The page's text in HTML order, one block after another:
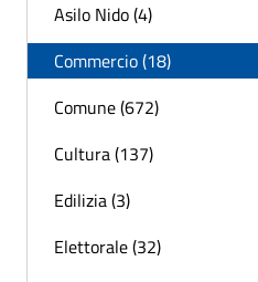
Asilo Nido (4)
Commercio (18)
Comune (672)
Cultura (137)
Edilizia (3)
Elettorale (32)